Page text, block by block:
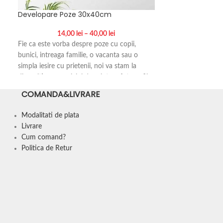
Developare Poze 30x40cm
14,00 lei – 40,00 lei
Fie ca este vorba despre poze cu copii,
bunici, intreaga familie, o vacanta sau o
simpla iesire cu prietenii, noi va stam la
astearna timpul si printarea fotografiilor este
o modalitate placuta si eficienta sa retraiesti
acele momente.
COMANDA&LIVRARE
Modalitati de plata
Livrare
Cum comand?
Politica de Retur